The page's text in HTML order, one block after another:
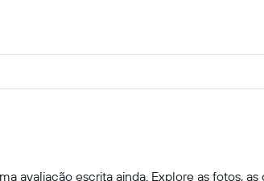
avaliação escrita ainda. Explore as fotos,